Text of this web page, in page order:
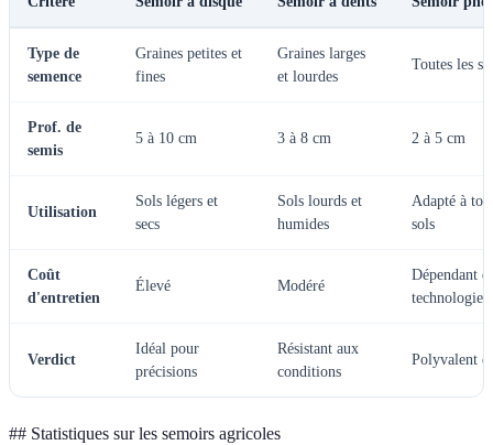
Type de
semence
Graines petites et
fines
Graines larges
et lourdes
Toutes les
Prof. de
semis
5 à 10 cm 3 à 8 cm 2 à 5 cm
Utilisation
Sols légers et
secs
Sols lourds et
humides
Adapté à
sols
Coût
d'entretien
Élevé Modéré
Dépendant
technologie
Verdict
Idéal pour
précisions
Résistant aux
conditions
Polyvalent
## Statistiques sur les semoirs agricoles